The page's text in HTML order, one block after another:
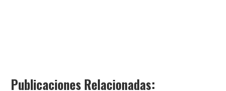
Publicaciones Relacionadas: